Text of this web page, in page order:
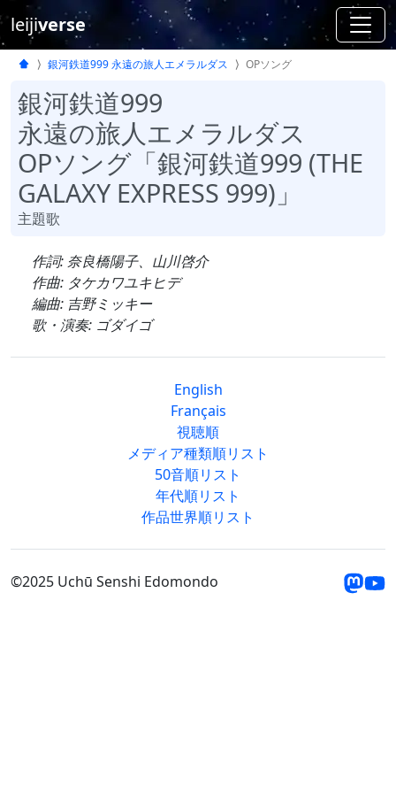
leijiverse
銀河鉄道999 永遠の旅人エメラルダス OPソング
銀河鉄道999
永遠の旅人エメラルダス
OPソング「銀河鉄道999 (THE
GALAXY EXPRESS 999)」
主題歌
作詞: 奈良橋陽子、山川啓介
作曲: タケカワユキヒデ
編曲: 吉野ミッキー
歌・演奏: ゴダイゴ
English
Français
視聴順
メディア種類順リスト
50音順リスト
年代順リスト
作品世界順リスト
©2025 Uchū Senshi Edomondo